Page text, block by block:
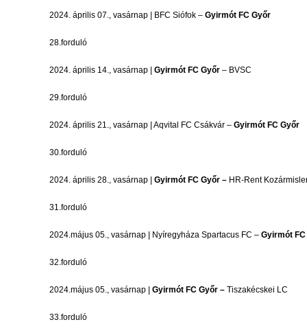
2024. április 07., vasárnap | BFC Siófok – Gyirmót FC Győr
28.forduló
2024. április 14., vasárnap | Gyirmót FC Győr – BVSC
29.forduló
2024. április 21., vasárnap | Aqvital FC Csákvár – Gyirmót FC Győr
30.forduló
2024. április 28., vasárnap | Gyirmót FC Győr – HR-Rent
31.forduló
2024.május 05., vasárnap | Nyíregyháza Spartacus FC – Gyirmót
32.forduló
2024.május 05., vasárnap | Gyirmót FC Győr – Tiszakécskei LC
33.forduló